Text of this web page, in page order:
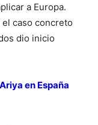
a Europa.
caso concreto
dio inicio
en España